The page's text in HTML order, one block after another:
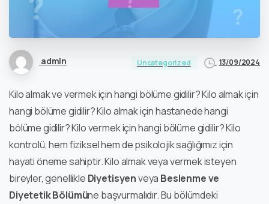
admin Uncategorized 13/09/2024
Kilo almak ve vermek için hangi bölüme gidilir? Kilo almak için
hangi bölüme gidilir? Kilo almak için hastanede hangi
bölüme gidilir? Kilo vermek için hangi bölüme gidilir? Kilo
kontrolü, hem fiziksel hem de psikolojik sağlığımız için
hayati öneme sahiptir. Kilo almak veya vermek isteyen
bireyler, genellikle Diyetisyenveya Beslenme ve
Diyetetik Bölümüne başvurmalıdır. Bu bölümdeki